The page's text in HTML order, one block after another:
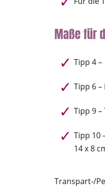
Maße für
Tipp 4
Tipp 6 –
Tipp 9
Tipp 10
14 x 8
Transpart-/